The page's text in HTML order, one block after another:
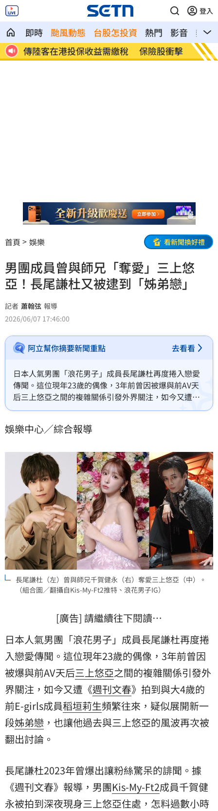
登入
即時 颱風動態 台股怎投資 熱門 影音
熱搜
喜
傳陸客在港投保收益需繳稅 保險股衝擊
4%
首頁 娛樂 看新聞換好禮
男團成員曾與師兄「奪愛」三上悠
亞！長尾謙杜又被逮到「姊弟戀」
記者 蕭翰弦 報導
2026/06/07 17:46:00
阿立幫你摘要新聞重點 去看看
日本人氣男團「浪花男子」成員長尾謙杜再度捲入戀愛
傳聞。這位現年23歲的偶像，3年前曾因被爆與前AV天
后三上悠亞之間的複雜關係引發外界關注，如今又遭
《週刊文春》拍到與大4歲的前E-girls成員稻垣莉生頻繁
的風波再次被翻出討論。
娛樂中心／綜合報導
長尾謙杜（左）曾與師兄千賀健永（右）奪愛三上悠亞（中）。
（組合圖／翻攝自Kis-My-Ft2推特、浪花男子IG）
[廣告] 請繼續往下閱讀…
日本人氣男團「浪花男子」成員長尾謙杜再度捲
入戀愛傳聞。這位現年23歲的偶像，3年前曾因
被爆與前AV天后三上悠亞之間的複雜關係引發外
界關注，如今又遭《週刊文春》拍到與大4歲的
前E-girls成員稻垣莉生頻繁往來，疑似展開新一
段姊弟戀 ，也讓他過去與三上悠亞的風波再次被
翻出討論。
長尾謙杜2023年曾爆出讓粉絲驚呆的誹聞。據
《週刊文春》報導，男團Kis-My-Ft2成員千賀健
永被拍到深夜現身三上悠亞住處，怎料過數小時